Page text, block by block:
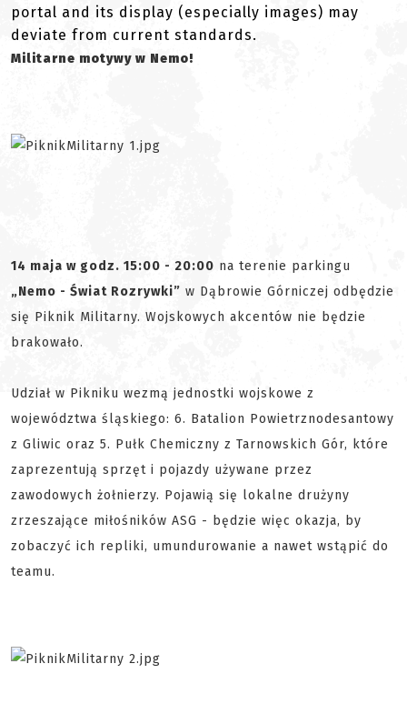
portal and its display (especially images) may
deviate from current standards.
Militarne motywy w Nemo!
14 maja w godz. 15:00 - 20:00 na terenie parkingu
„Nemo - Świat Rozrywki” w Dąbrowie Górniczej odbędzie
się Piknik Militarny. Wojskowych akcentów nie będzie
brakowało.
Udział w Pikniku wezmą jednostki wojskowe z
województwa śląskiego: 6. Batalion Powietrznodesantowy
z Gliwic oraz 5. Pułk Chemiczny z Tarnowskich Gór, które
zaprezentują sprzęt i pojazdy używane przez
zawodowych żołnierzy. Pojawią się lokalne drużyny
zrzeszające miłośników ASG - będzie więc okazja, by
zobaczyć ich repliki, umundurowanie a nawet wstąpić do
teamu.